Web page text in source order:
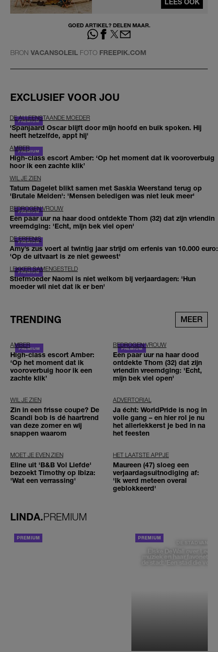
GOED ARTIKEL? DELEN MAAR.
BRON VACANSOLEIL FOTO FREEPIK.COM
EXCLUSIEF VOOR JOU
DE ALLEENSTAANDE MOEDER
'Spanjaard Oscar blijft door mijn hoofd en buik spoken. Hij
heeft hetzelfde, appt hij'
AMBER
High-class escort Amber: ‘Op het moment dat ik vooroverbuig
hoor ik een zachte klik’
WIL JE ZIEN
Tatum Dagelet blikt samen met Saskia Weerstand terug op
'Brutale Meiden': 'Mensen beledigen was niet leuk meer'
BEDROGEN VROUW
Een paar uur na haar dood ontdekte Thom (32) dat zijn vriendin
vreemdging: 'Echt, mijn bek viel open'
DE ERFENIS
Amy’s zus voert al twintig jaar strijd om erfenis van 10.000 euro:
'Op de uitvaart is ze niet geweest'
LEKKER SAMENGESTELD
Stiefmoeder Naomi is niet welkom bij verjaardagen: 'Hun
moeder wil niet dat ik er ben'
TRENDING MEER
AMBER
High-class escort Amber:
‘Op het moment dat ik
vooroverbuig hoor ik een
zachte klik’
BEDROGEN VROUW
Een paar uur na haar dood
ontdekte Thom (32) dat zijn
vriendin vreemdging: 'Echt,
mijn bek viel open'
WIL JE ZIEN
Zin in een frisse coupe? De
Scandi bob is dé haartrend
van deze zomer en wij
snappen waarom
ADVERTORIAL
Ja écht: WorldPride is nog in
volle gang – en hier rol je nu
het allerlekkerst je bed in na
het feesten
MOET JE EVEN ZIEN
Eline uit 'B&B Vol Liefde'
bezoekt Timothy op Ibiza:
'Wat een verrassing'
HET LAATSTE APPJE
Maureen (47) sloeg een
verjaardagsuitnodiging af:
'Ik werd meteen overal
geblokkeerd'
LINDA.PREMIUM
DE STAD VAN
Elske DeWall over
muziek en haar favoriete
de stad: 'Een stad die